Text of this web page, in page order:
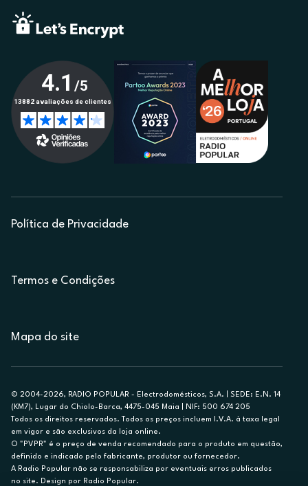
Política de Privacidade
Termos e Condições
Mapa do site
© 2004-2026, RADIO POPULAR - Electrodomésticos, S.A. | SEDE: E.N. 14
(KM7), Lugar do Chiolo-Barca, 4475-045 Maia | NIF: 500 674 205
Todos os direitos reservados. Todos os preços incluem I.V.A. à taxa legal
em vigor e são exclusivos da loja online.
O "PVPR" é o preço de venda recomendado para o produto em questão,
definido e indicado pelo fabricante, produtor ou fornecedor.
A Radio Popular não se responsabiliza por eventuais erros publicados
no site. Design por Radio Popular.